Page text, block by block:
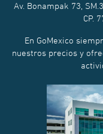
Av. Bonampak 73,
CP.
En GoMexico
nuestros precios y